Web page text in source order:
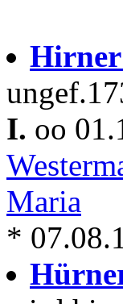
I. oo
Maria
*